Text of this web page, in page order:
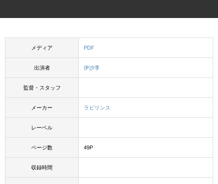
メディア PDF
出演者 伊沙李
監督・スタッフ
メーカー ラビリンス
レーベル
ページ数 49P
収録時間